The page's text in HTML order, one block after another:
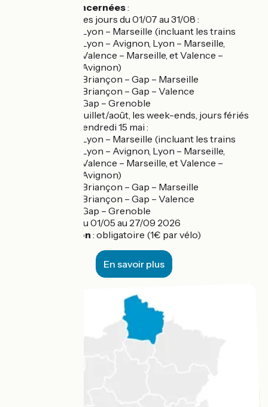
Lignes concernées:
Tous les jours du 01/07 au 31/08 :
Lyon – Marseille (incluant les trains
Lyon – Avignon, Lyon – Marseille,
Valence – Marseille, et Valence –
Avignon)
Briançon – Gap – Marseille
Briançon – Gap – Valence
Gap – Grenoble
Hors juillet/août, les week-ends, jours fériés
et le vendredi 15 mai :
Lyon – Marseille (incluant les trains
Lyon – Avignon, Lyon – Marseille,
Valence – Marseille, et Valence –
Avignon)
Briançon – Gap – Marseille
Briançon – Gap – Valence
Gap – Grenoble
:Du 01/05 au 27/09 2026
Réservation : obligatoire (1€ par vélo)
En savoir plus